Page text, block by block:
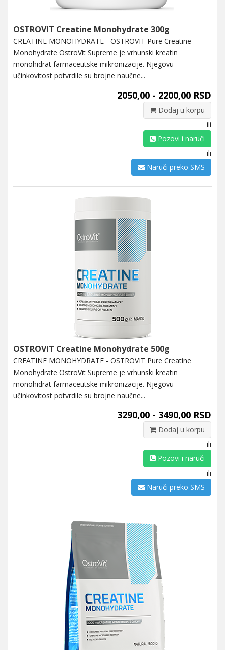
OSTROVIT Creatine Monohydrate 300g
CREATINE MONOHYDRATE - OSTROVIT Pure Creatine
Monohydrate OstroVit Supreme je vrhunski kreatin
monohidrat farmaceutske mikronizacije. Njegovu
učinkovitost potvrdile su brojne naučne...
2050,00 - 2200,00 RSD
Dodaj u korpu
ili
Pozovi i naruči
ili
Naruči preko SMS
OSTROVIT Creatine Monohydrate 500g
CREATINE MONOHYDRATE - OSTROVIT Pure Creatine
Monohydrate OstroVit Supreme je vrhunski kreatin
monohidrat farmaceutske mikronizacije. Njegovu
učinkovitost potvrdile su brojne naučne...
3290,00 - 3490,00 RSD
Dodaj u korpu
ili
Pozovi i naruči
ili
Naruči preko SMS